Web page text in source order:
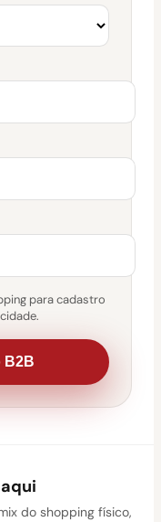
para cadastro
B2B
do shopping físico,